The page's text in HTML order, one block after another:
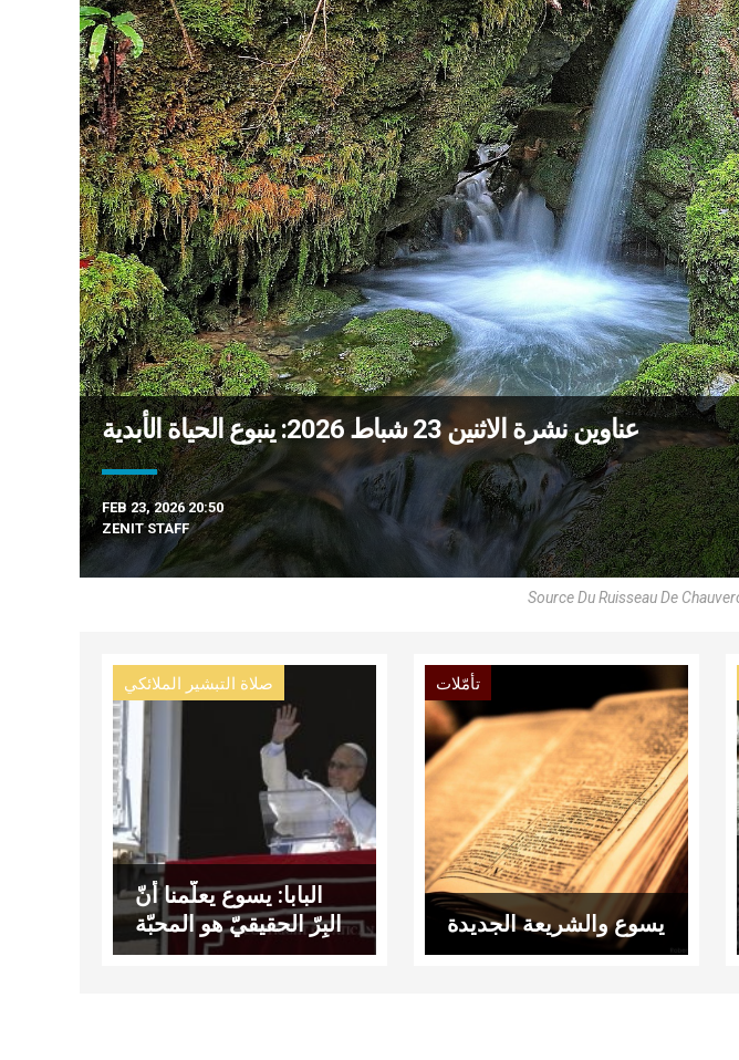
عناوين نشرة الاثنين 23 شباط 2026: ينبوع الحياة الأبدية
FEB 23, 2026 20:50
ZENIT STAFF
Source Du Ruisseau De
صلاة التبشير الملائكي
البابا: يسوع يعلّمنا أنّ
البِرّ الحقيقيّ هو المحبّة
تأمّلات
يسوع والشريعة الجديدة